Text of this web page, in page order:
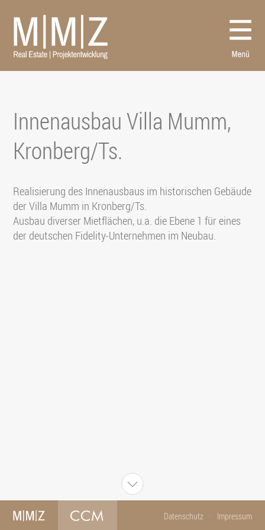
Auszeichnungen
Aktuelles
Innenausbau Villa Mumm,
Kronberg/Ts.
Realisierung des Innenausbaus im historischen Gebäude
der Villa Mumm in Kronberg/Ts.
Ausbau diverser Mietflächen, u.a. die Ebene 1 für eines
der deutschen Fidelity-Unternehmen im Neubau.
Datenschutz Impressum